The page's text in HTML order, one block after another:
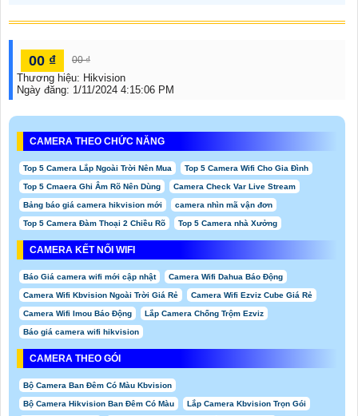
00 ₫ 00 ₫
Thương hiệu: Hikvision
Ngày đăng: 1/11/2024 4:15:06 PM
CAMERA THEO CHỨC NĂNG
Top 5 Camera Lắp Ngoài Trời Nên Mua Top 5 Camera Wifi Cho Gia Đình
Top 5 Cmaera Ghi Âm Rõ Nên Dùng Camera Check Var Live Stream
Bảng báo giá camera hikvision mới camera nhìn mã vận đơn
Top 5 Camera Đàm Thoại 2 Chiều Rõ Top 5 Camera nhà Xưởng
CAMERA KẾT NỐI WIFI
Báo Giá camera wifi mới cập nhật Camera Wifi Dahua Báo Động
Camera Wifi Kbvision Ngoài Trời Giá Rẻ Camera Wifi Ezviz Cube Giá Rẻ
Camera Wifi Imou Báo Động Lắp Camera Chống Trộm Ezviz
Báo giá camera wifi hikvision
CAMERA THEO GÓI
Bộ Camera Ban Đêm Có Màu Kbvision
Bộ Camera Hikvision Ban Đêm Có Màu Lắp Camera Kbvision Trọn Gói